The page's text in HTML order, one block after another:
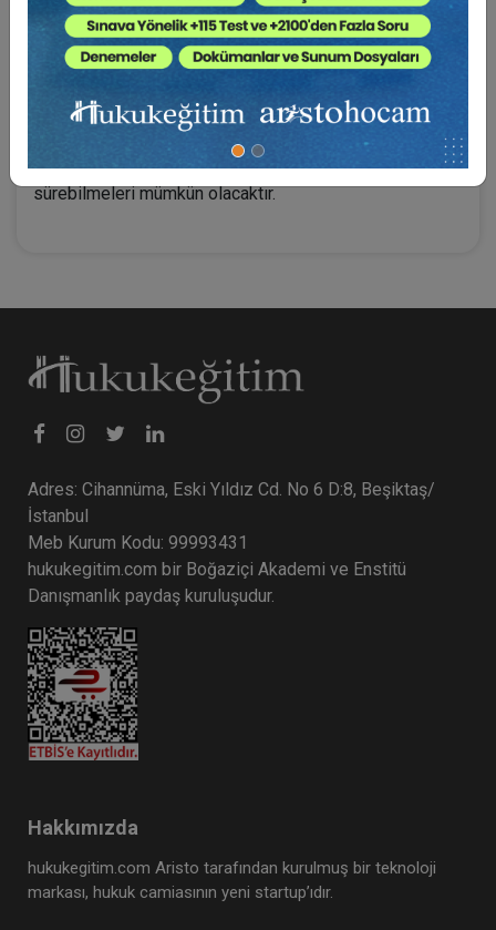
edememesi durumunda üçüncü kişilerin sözleşmeden
doğan haklarını sözleşmenin tarafı olmayan arsa
sahibine karşı ileri sürebilmesi kural olarak mümkün
paylaşımlı inşaat sözleşmesinde adi ortaklık olarak
nitelendirilmesi durumunda ise üçüncü kişilerin
sözleşmeden doğan haklarını arsa sahibine karşı ileri
sürebilmeleri mümkün olacaktır.
Adres: Cihannüma, Eski Yıldız Cd. No 6 D:8, Beşiktaş/
İstanbul
Meb Kurum Kodu: 99993431
hukukegitim.com bir Boğaziçi Akademi ve Enstitü
Danışmanlık paydaş kuruluşudur.
Hakkımızda
hukukegitim.com Aristo tarafından kurulmuş bir teknoloji
markası, hukuk camiasının yeni startup’ıdır.